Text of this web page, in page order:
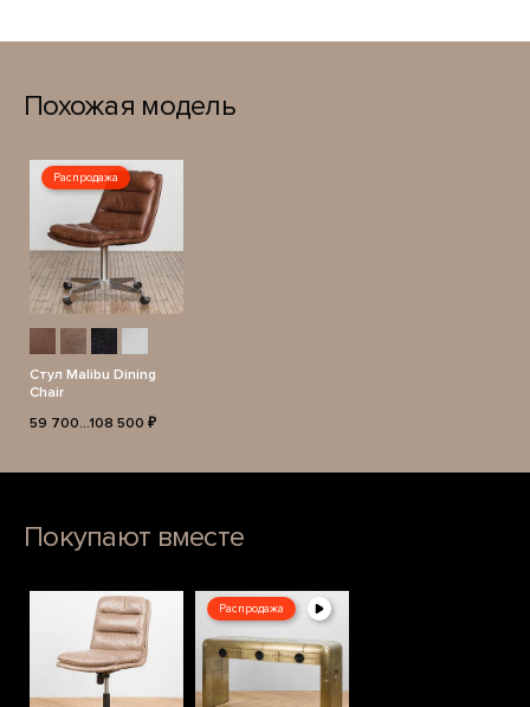
Похожая модель
Распродажа
Стул Malibu Dining
Chair
59 700...108 500 ₽
Покупают вместе
Распродажа